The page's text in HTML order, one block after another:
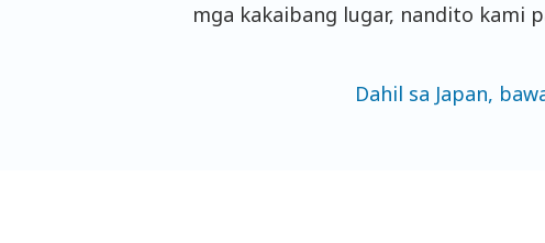
mga kakaibang lugar, nandito kami
Dahil sa Japan,